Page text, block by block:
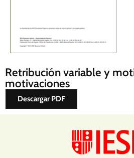
Retribución variable y
motivaciones
Descargar PDF